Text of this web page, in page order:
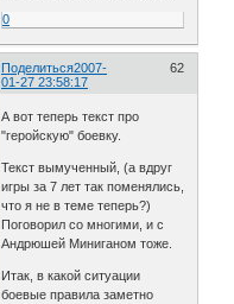
0
Поделиться 62
2007-
01-27 23:58:17
А вот теперь текст про
"геройскую" боевку.
Текст вымученный, (а вдруг
игры за 7 лет так поменялись,
что я не в теме теперь?)
Поговорил со многими, и с
Андрюшей Миниганом тоже.
Итак, в какой ситуации
боевые правила заметно